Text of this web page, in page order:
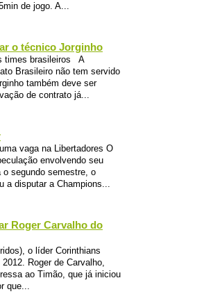
de jogo. A...
o técnico Jorginho
times brasileiros A
Brasileiro não tem servido
também deve ser
de contrato já...
vaga na Libertadores O
envolvendo seu
o segundo semestre, o
a disputar a Champions...
Roger Carvalho do
o líder Corinthians
Roger de Carvalho,
ao Timão, que já iniciou
que...